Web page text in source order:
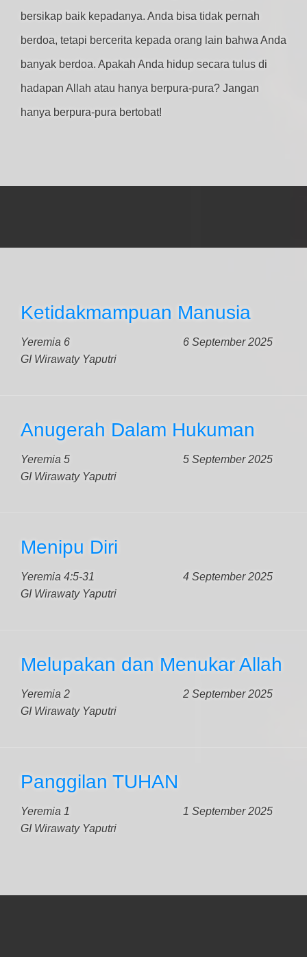
bersikap baik kepadanya. Anda bisa tidak pernah
berdoa, tetapi bercerita kepada orang lain bahwa Anda
banyak berdoa. Apakah Anda hidup secara tulus di
hadapan Allah atau hanya berpura-pura? Jangan
hanya berpura-pura bertobat!
Ketidakmampuan Manusia
Yeremia 6
6 September 2025
GI Wirawaty Yaputri
Anugerah Dalam Hukuman
Yeremia 5
5 September 2025
GI Wirawaty Yaputri
Menipu Diri
Yeremia 4:5-31
4 September 2025
GI Wirawaty Yaputri
Melupakan dan Menukar Allah
Yeremia 2
2 September 2025
GI Wirawaty Yaputri
Panggilan TUHAN
Yeremia 1
1 September 2025
GI Wirawaty Yaputri